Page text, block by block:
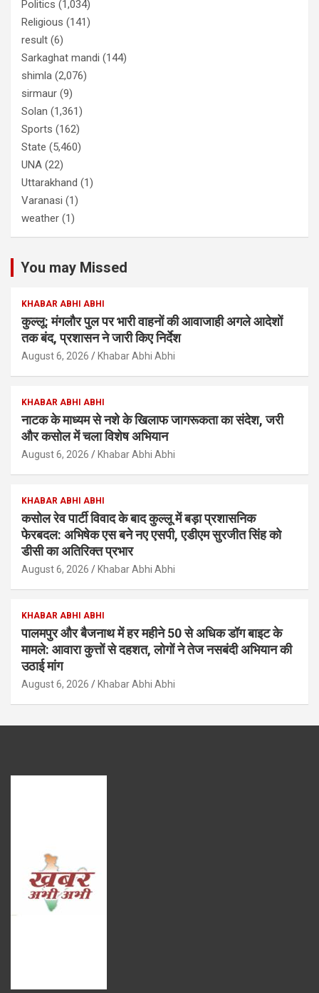
Politics (1,034)
Religious (141)
result (6)
Sarkaghat mandi (144)
shimla (2,076)
sirmaur (9)
Solan (1,361)
Sports (162)
State (5,460)
UNA (22)
Uttarakhand (1)
Varanasi (1)
weather (1)
You may Missed
KHABAR ABHI ABHI
कुल्लू: मंगलौर पुल पर भारी वाहनों की आवाजाही अगले आदेशों
तक बंद, प्रशासन ने जारी किए निर्देश
August 6, 2026 Khabar Abhi Abhi
KHABAR ABHI ABHI
नाटक के माध्यम से नशे के खिलाफ जागरूकता का संदेश, जरी
और कसोल में चला विशेष अभियान
August 6, 2026 Khabar Abhi Abhi
KHABAR ABHI ABHI
कसोल रेव पार्टी विवाद के बाद कुल्लू में बड़ा प्रशासनिक
फेरबदल: अभिषेक एस बने नए एसपी, एडीएम सुरजीत सिंह को
डीसी का अतिरिक्त प्रभार
August 6, 2026 Khabar Abhi Abhi
KHABAR ABHI ABHI
पालमपुर और बैजनाथ में हर महीने 50 से अधिक डॉग बाइट के
मामले: आवारा कुत्तों से दहशत, लोगों ने तेज नसबंदी अभियान की
उठाई मांग
August 6, 2026 Khabar Abhi Abhi